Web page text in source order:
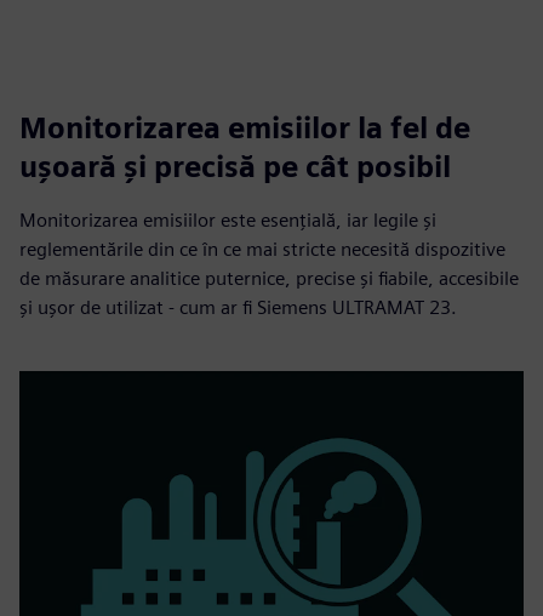
Monitorizarea emisiilor la fel de
ușoară și precisă pe cât posibil
Monitorizarea emisiilor este esențială, iar legile și
reglementările din ce în ce mai stricte necesită dispozitive
de măsurare analitice puternice, precise și fiabile, accesibile
și ușor de utilizat - cum ar fi Siemens ULTRAMAT 23.